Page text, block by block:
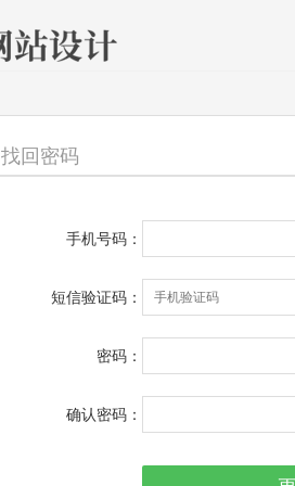
找回密码
手机号码：
短信验证码：
密码：
确认密码：